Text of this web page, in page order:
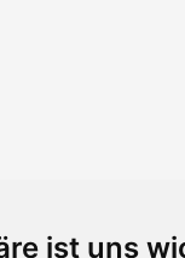
ist uns